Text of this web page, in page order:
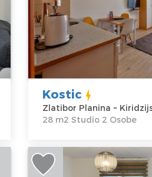
Zlatibor
Planina
Adresa:
Kiridzijska 38
Cena
m2
Kostic
Zlatibor Planina ~
28 m2 Studio 2 Osobe
Dvosoban Apartman
Zlatibor Golija